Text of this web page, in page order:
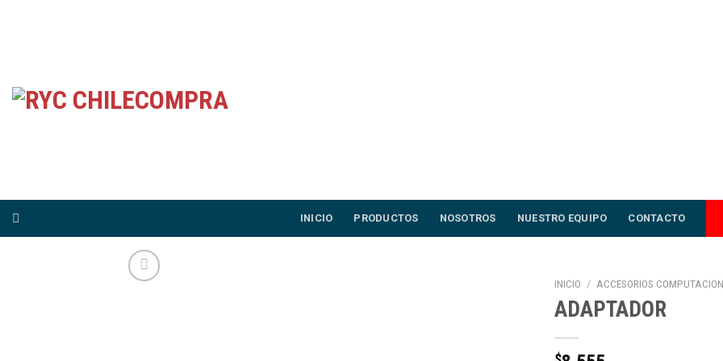
INICIO PRODUCTOS NOSOTROS NUESTRO EQUIPO CONTACTO
INICIO / ACCESORIOS
ADAPTADOR